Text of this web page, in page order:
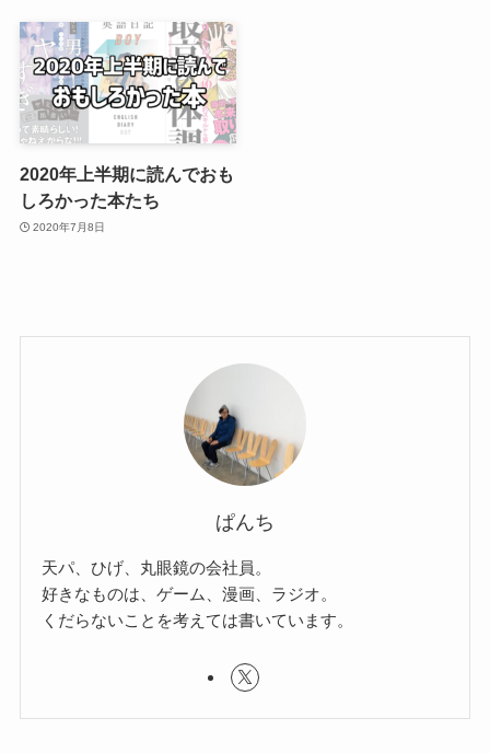
2020年上半期に読んでおも
しろかった本たち
2020年7月8日
ぱんち
天パ、ひげ、丸眼鏡の会社員。
好きなものは、ゲーム、漫画、ラジオ。
くだらないことを考えては書いています。